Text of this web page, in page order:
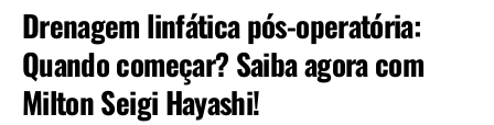
Drenagem linfática pós-operatória:
Quando começar? Saiba agora com
Milton Seigi Hayashi!